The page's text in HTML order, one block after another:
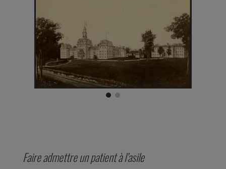
Faire admettre un patient à l’asile